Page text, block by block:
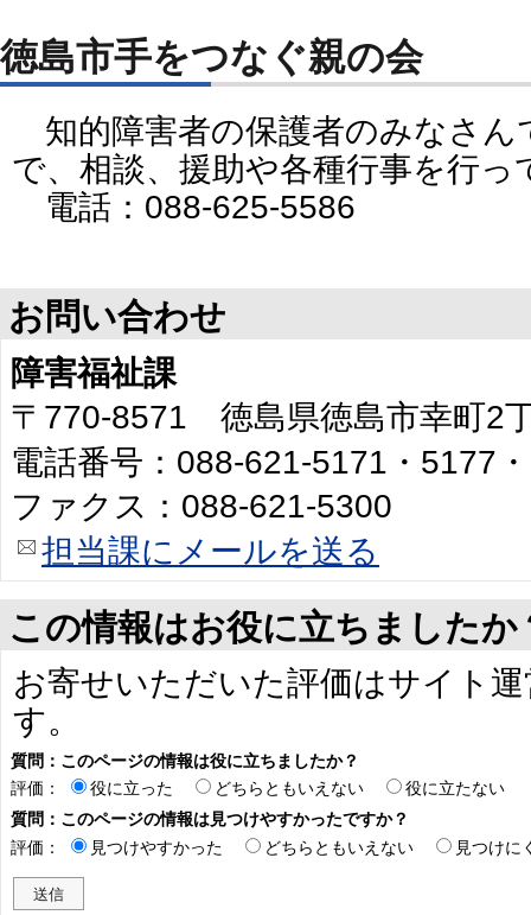
徳島市手をつなぐ親の会
知的障害者の保護者のみなさん
で、相談、援助や各種行事を行っ
電話：088-625-5586
お問い合わせ
障害福祉課
〒770-8571 徳島県徳島市幸町2
電話番号：088-621-5171・5177
ファクス：088-621-5300
担当課にメールを送る
この情報はお役に立ちましたか
お寄せいただいた評価はサイト
す。
質問：このページの情報は役に立ちましたか？
評価：
役に立った どちらともいえない
役に立たない
質問：このページの情報は見つけやすかったですか？
評価：
見つけやすかった どちらともいえない 見つけに